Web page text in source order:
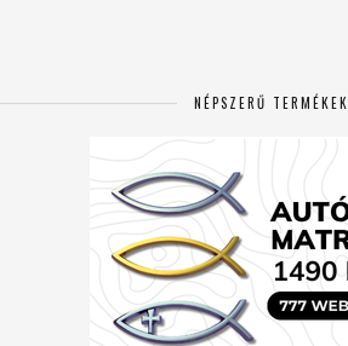
NÉPSZERŰ TERMÉKEK